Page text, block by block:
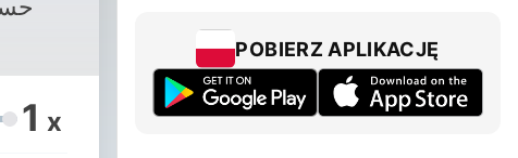
1 x
POBIERZ APLIKACJĘ